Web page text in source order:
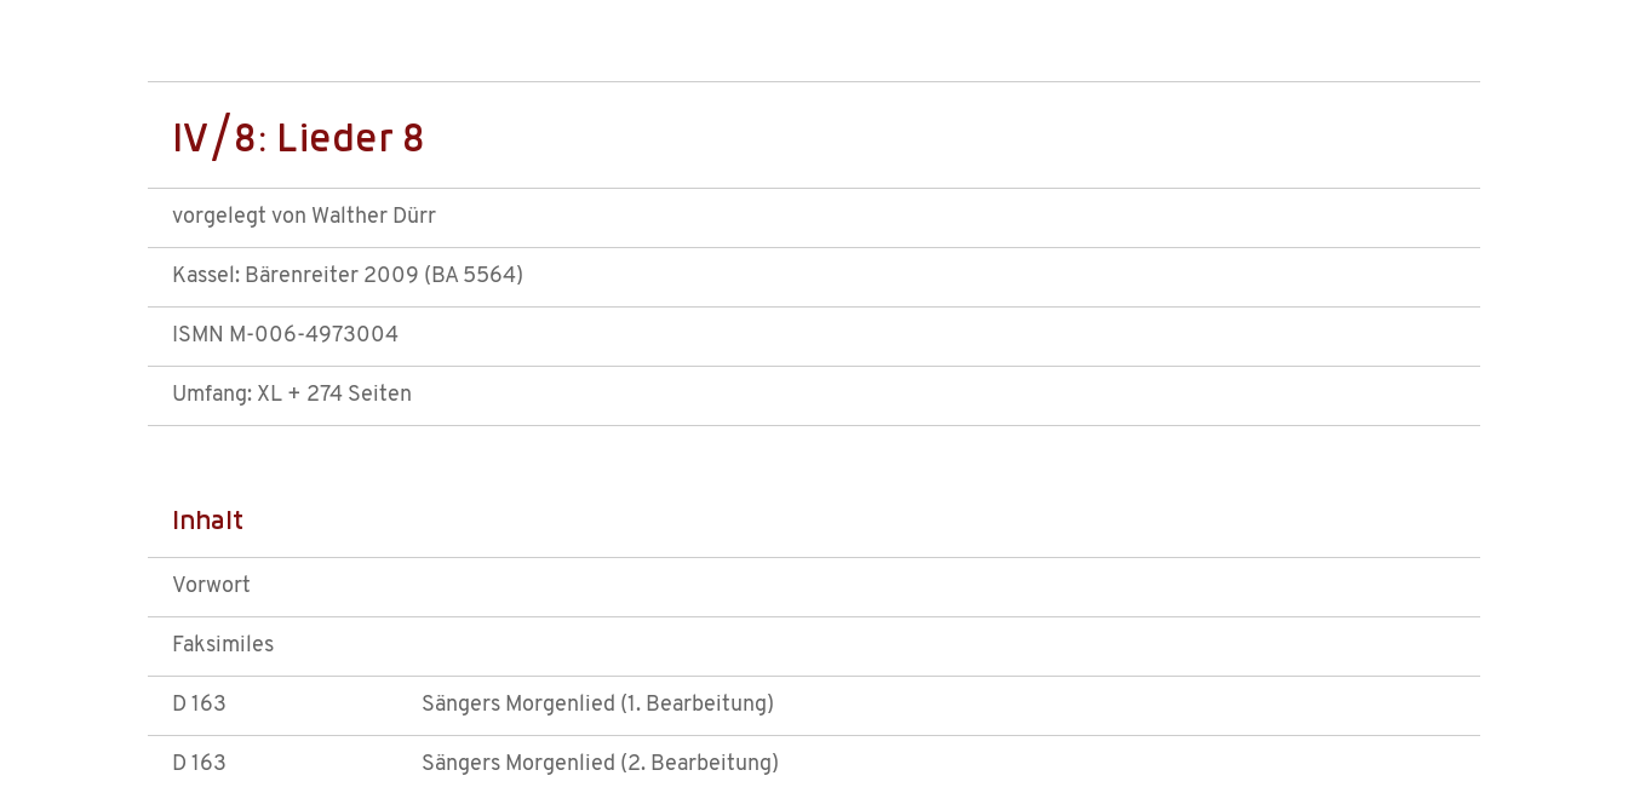
IV/8: Lieder 8
vorgelegt von Walther Dürr
Kassel: Bärenreiter 2009 (BA 5564)
ISMN M-006-4973004
Umfang: XL + 274 Seiten
Inhalt
Vorwort
Faksimiles
D 163 Sängers Morgenlied (1. Bearbeitung)
D 163 Sängers Morgenlied (2. Bearbeitung)